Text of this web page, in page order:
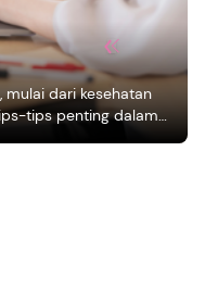
dari kesehatan
tips penting dalam